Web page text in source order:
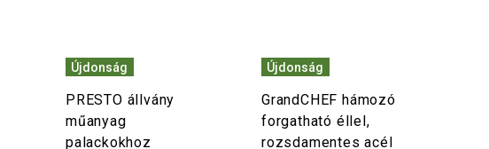
Újdonság
PRESTO állvány
műanyag
palackokhoz
Újdonság
GrandCHEF hámozó
forgatható éllel,
rozsdamentes acél